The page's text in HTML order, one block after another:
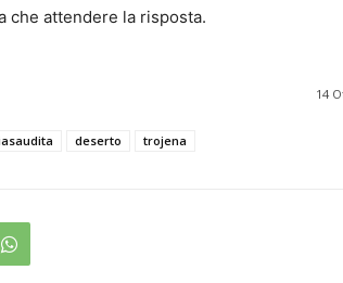
che attendere la risposta.
14
deserto trojena